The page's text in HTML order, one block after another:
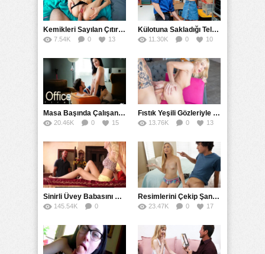
Kemikleri Sayılan Çıtırın Hafif Amcığına Kökleyerek Soktu
7.54K 0 13
Külotuna Sakladığı Telefonu Eteğin Altına Bakarak Yakaladı
11.30K 0 10
Masa Başında Çalışan Sekreterini Koltuğa Kancaladı
20.46K 0 15
Fıstık Yeşili Gözleriyle Arka Bahçeyi Renklendirip Filizlendirdi
13.76K 0 13
Sinirli Üvey Babasını Sakinleştirmek İçin Amını Kullandı
145.54K
0
Resimlerini Çekip Şantaj Etmekle Suçladı Tehditle Sikini Vakumlattı
23.47K 0 17